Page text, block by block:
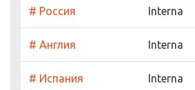
# Россия Interna
# Англия Interna
# Испания Interna